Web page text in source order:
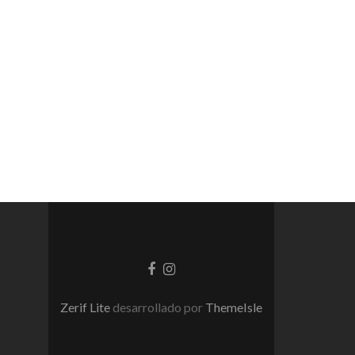
EnlaceEnlace
Zerif Lite desarrollado por ThemeIsle